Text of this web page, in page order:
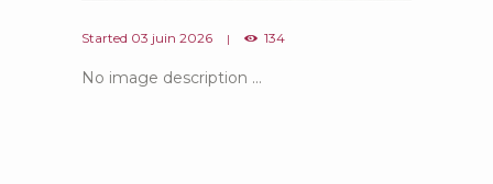
Started 03 juin 2026 134
No image description ...